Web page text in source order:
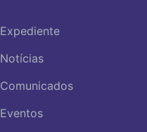
Expediente
Notícias
Comunicados
Eventos